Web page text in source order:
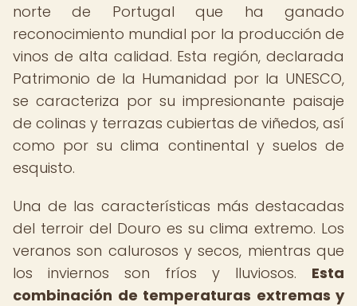
norte de Portugal que ha ganado
reconocimiento mundial por la producción de
vinos de alta calidad. Esta región, declarada
Patrimonio de la Humanidad por la UNESCO,
se caracteriza por su impresionante paisaje
de colinas y terrazas cubiertas de viñedos, así
como por su clima continental y suelos de
esquisto.
Una de las características más destacadas
del terroir del Douro es su clima extremo. Los
veranos son calurosos y secos, mientras que
los inviernos son fríos y lluviosos. Esta
combinación de temperaturas extremas y